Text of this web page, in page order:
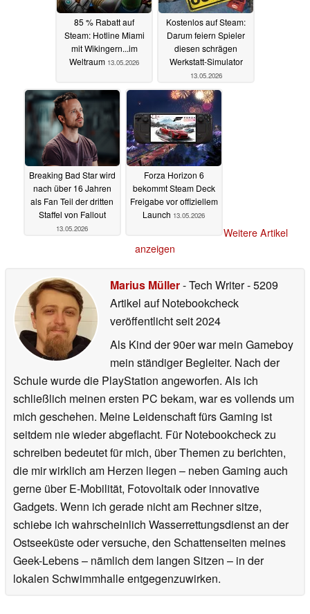
85 % Rabatt auf
Steam: Hotline Miami
mit Wikingern...im
Weltraum 13.05.2026
Kostenlos auf Steam:
Darum feiern Spieler
diesen schrägen
Werkstatt-Simulator
13.05.2026
Breaking Bad Star wird
nach über 16 Jahren
als Fan Teil der dritten
Staffel von Fallout
13.05.2026
Forza Horizon 6
bekommt Steam Deck
Freigabe vor offiziellem
Launch 13.05.2026
Weitere Artikel
anzeigen
Marius Müller- Tech Writer- 5209
Artikel auf Notebookcheck
veröffentlichtseit 2024
Als Kind der 90er war mein Gameboy
mein ständiger Begleiter. Nach der
Schule wurde die PlayStation angeworfen. Als ich
schließlich meinen ersten PC bekam, war es vollends um
mich geschehen. Meine Leidenschaft fürs Gaming ist
seitdem nie wieder abgeflacht. Für Notebookcheck zu
schreiben bedeutet für mich, über Themen zu berichten,
die mir wirklich am Herzen liegen – neben Gaming auch
gerne über E-Mobilität, Fotovoltaik oder innovative
Gadgets. Wenn ich gerade nicht am Rechner sitze,
schiebe ich wahrscheinlich Wasserrettungsdienst an der
Ostseeküste oder versuche, den Schattenseiten meines
Geek-Lebens – nämlich dem langen Sitzen – in der
lokalen Schwimmhalle entgegenzuwirken.